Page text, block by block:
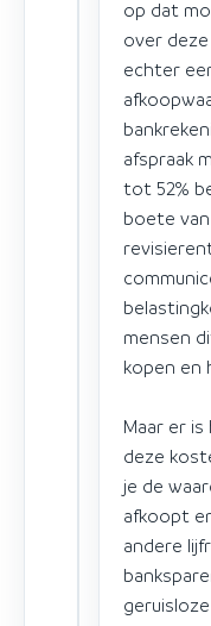
op dat
over
echter
afspraak
tot 52%
boete
mensen
kopen en
Maar er is
deze
je de
afkoopt
andere